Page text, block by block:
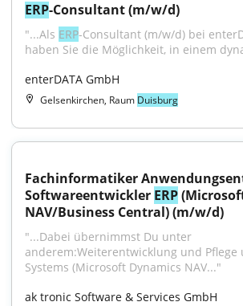
ERP-Consultant (m/w/d)
"...Als ERP-Consultant (m/w/d) bei
haben Sie die Möglichkeit, in einem
enterDATA GmbH
Gelsenkirchen, Raum Duisburg
Fachinformatiker
Softwareentwickler ERP
NAV/Business Central) (m/w/d)
"...Dabei übernimmst Du unter
anderem:Weiterentwicklung und Pflege
Systems (Microsoft Dynamics NAV..."
ak tronic Software & Services GmbH